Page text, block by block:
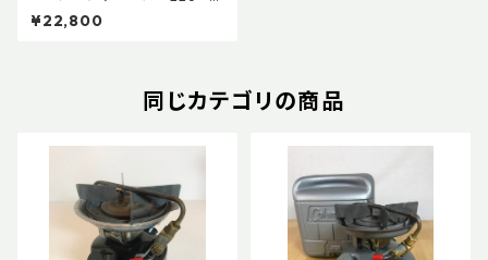
000年3月製 点検整備済 7
428
¥22,800
同じカテゴリの商品